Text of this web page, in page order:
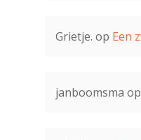
Grietje. op Een
janboomsma op